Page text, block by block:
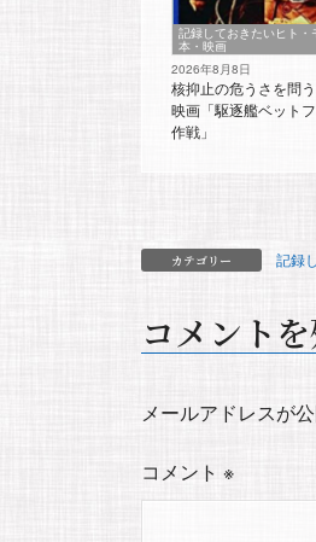
記録しておきたいヒト・
本・映画
2026年8月8日
核抑止の危うさを問う
映画「駆逐艦ベット
作戦」
カテゴリー 記録
コメント
メールアドレスが
コメント ※